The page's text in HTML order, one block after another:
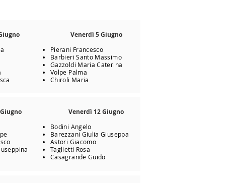
Venerdì 5 Giugno
Pierani Francesco
Barbieri Santo Massimo
Gazzoldi Maria Caterina
Volpe Palma
Chiroli Maria
Venerdì 12 Giugno
Bodini Angelo
Barezzani Giulia Giuseppa
Astori Giacomo
Taglietti Rosa
Casagrande Guido